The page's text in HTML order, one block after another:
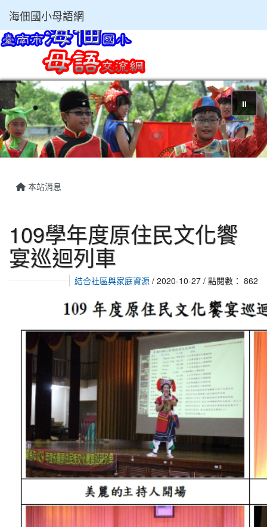
海佃國小母語網
⏸
本站消息
109學年度原住民文化饗
宴巡迴列車
結合社區與家庭資源 / 2020-10-27 / 點閱數： 862